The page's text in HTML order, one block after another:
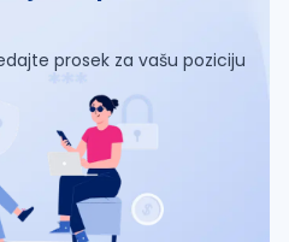
prosek za vašu poziciju